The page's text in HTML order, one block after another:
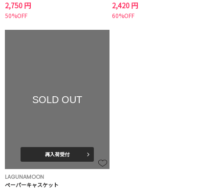
2,750 円
50%OFF
2,420 円
60%OFF
SOLD OUT
再入荷受付
LAGUNAMOON
ペーパーキャスケット